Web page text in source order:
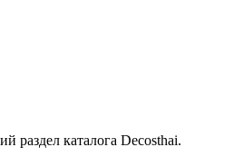
раздел каталога Decosthai.